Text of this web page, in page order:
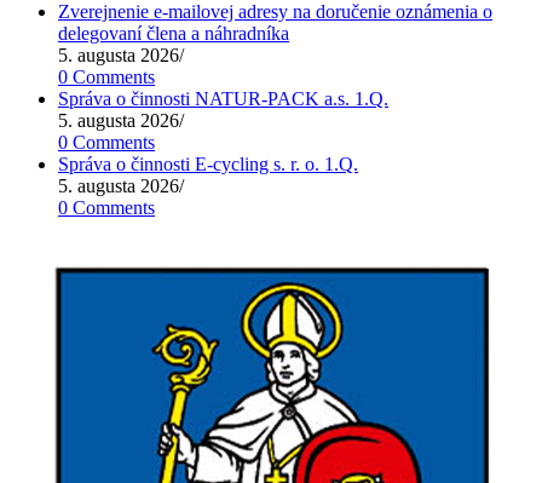
Zverejnenie e-mailovej adresy na doručenie oznámenia o
delegovaní člena a náhradníka
5. augusta 2026/
0 Comments
Správa o činnosti NATUR-PACK a.s. 1.Q.
5. augusta 2026/
0 Comments
Správa o činnosti E-cycling s. r. o. 1.Q.
5. augusta 2026/
0 Comments